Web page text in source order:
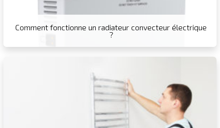
Comment fonctionne un radiateur convecteur électrique
?